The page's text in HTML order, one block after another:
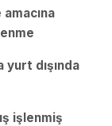
dışında
işlenmiş